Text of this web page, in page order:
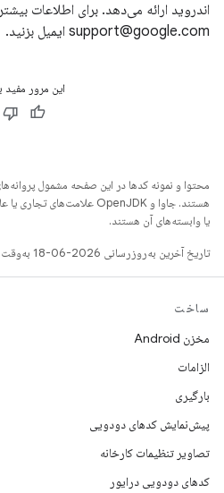
support@google.com ایمیل بزنید.
این مرور مفید
محتوا و نمونه کدها در این صفحه مشمول
یا وابسته‌های آن هستند.
تاریخ آخرین به‌روزرسانی 2026-06-18 به‌وقت ساعت هماهنگ جهانی.
ساخت
مخزن Android
الزامات
بارگیری
پیش‌نمایش کدهای دودویی
تصاویر تنظیمات کارخانه
کدهای دودویی درایور